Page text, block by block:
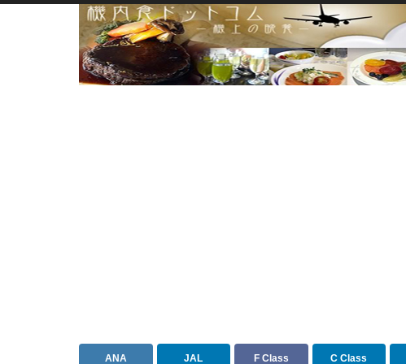
ANA JAL F Class C Class